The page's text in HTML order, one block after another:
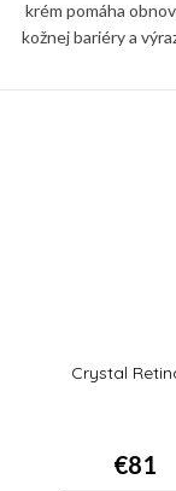
krém pomáha
kožnej bariéry a
Crystal
€81